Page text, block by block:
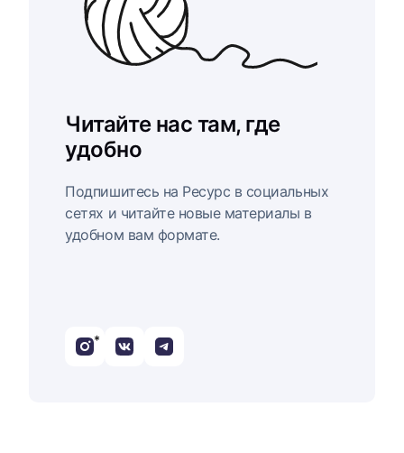
Читайте нас там, где
удобно
Подпишитесь на Ресурс в социальных
сетях и читайте новые материалы в
удобном вам формате.
*